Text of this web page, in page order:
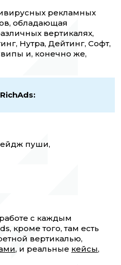
рекламных
обладающая
вертикалях,
Нутра, Дейтинг, Софт,
и, конечно же,
пуши,
с каждым
кроме того, там есть
вертикалью,
, и реальные кейсы,